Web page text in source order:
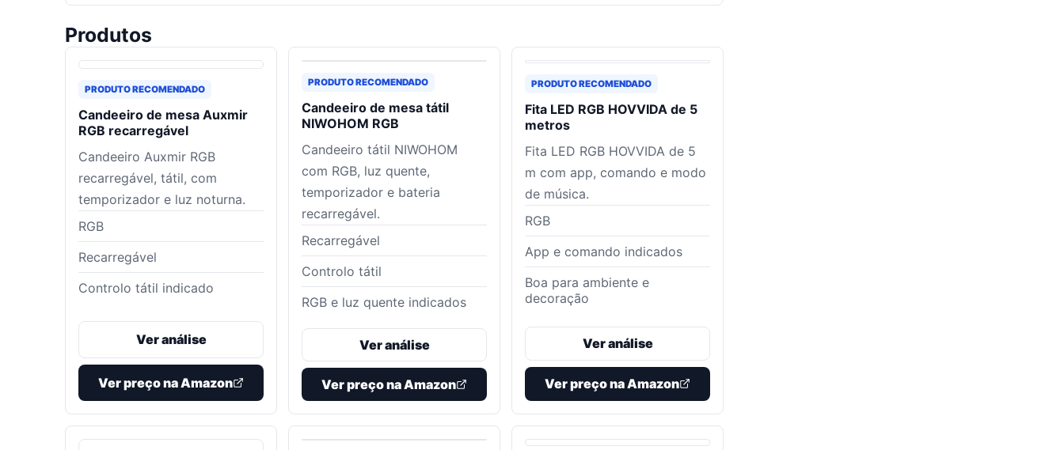
Produtos
PRODUTO RECOMENDADO
Candeeiro de mesa Auxmir
RGB recarregável
Candeeiro Auxmir RGB
recarregável, tátil, com
temporizador e luz noturna.
RGB
Recarregável
Controlo tátil indicado
Ver análise
Ver preço na Amazon
PRODUTO RECOMENDADO
Candeeiro de mesa tátil
NIWOHOM RGB
Candeeiro tátil NIWOHOM
com RGB, luz quente,
temporizador e bateria
recarregável.
Recarregável
Controlo tátil
RGB e luz quente indicados
Ver análise
Ver preço na Amazon
PRODUTO RECOMENDADO
Fita LED RGB HOVVIDA de 5
metros
Fita LED RGB HOVVIDA de 5
m com app, comando e modo
de música.
RGB
App e comando indicados
Boa para ambiente e
decoração
Ver análise
Ver preço na Amazon